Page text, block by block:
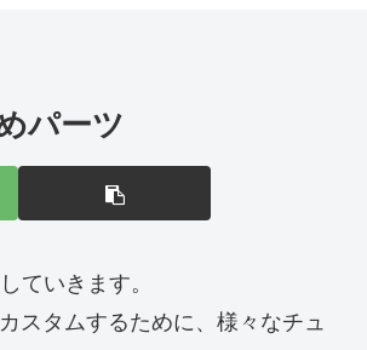
パーツ
ていきます。
スタムするために、様々なチュ